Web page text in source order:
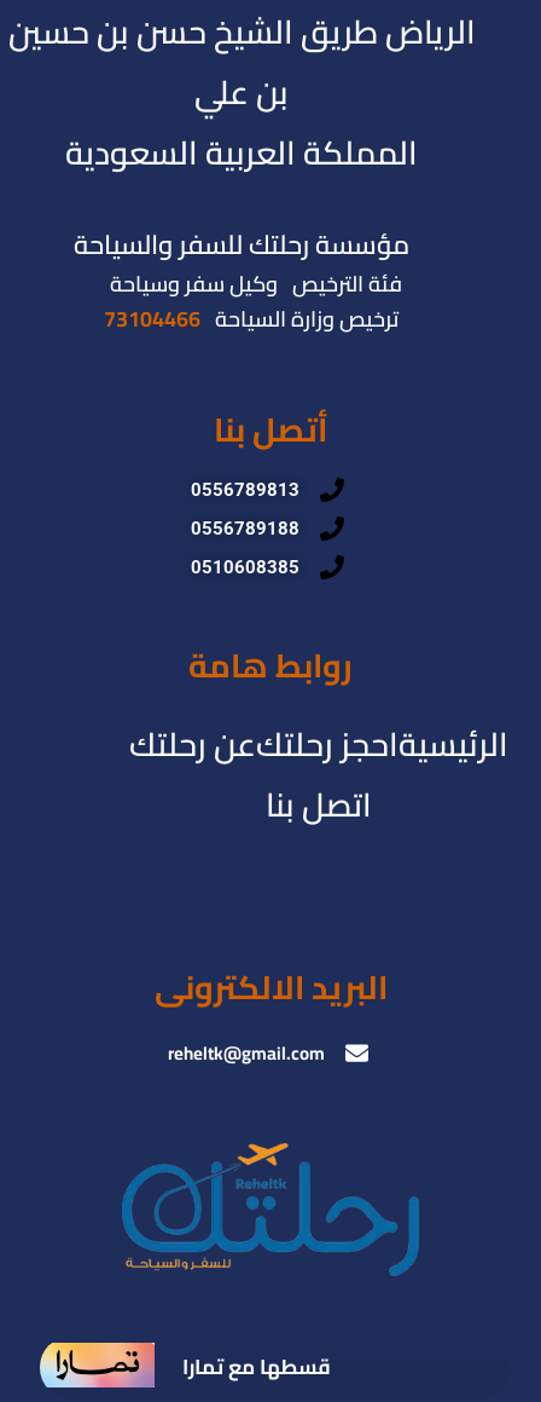
الرياض طريق الشيخ حسن بن حسين
بن علي
المملكة العربية السعودية
مؤسسة رحلتك للسفر والسياحة
فئة الترخيص وكيل سفر وسياحة
ترخيص وزارة السياحة 73104466
أتصل بنا
0556789813
0556789188
0510608385
روابط هامة
الرئيسيةاحجز رحلتكعن رحلتك
اتصل بنا
البريد الالكترونى
reheltk@gmail.com
قسطها مع تمارا